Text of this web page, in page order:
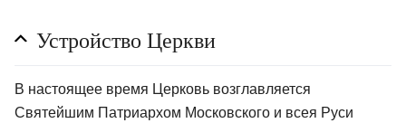
Устройство Церкви
В настоящее время Церковь возглавляется
Святейшим Патриархом Московского и всея Руси